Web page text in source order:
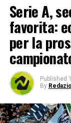
Serie A,
favorita:
per la
Published
By